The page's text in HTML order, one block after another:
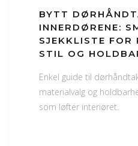
BYTT
INNERDØRENE:
SJEKKLISTE FOR
STIL OG
Enkel guide til
materialvalg og
som løfter interiøret.